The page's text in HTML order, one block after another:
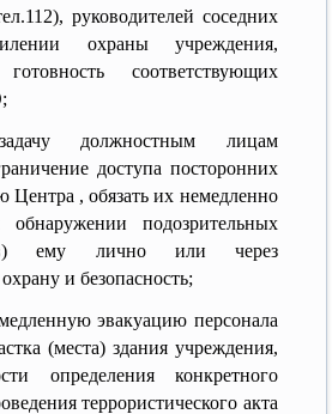
руководителей соседних
охраны учреждения,
соответствующих
должностным лицам
доступа посторонних
Центра , обязать их немедленно
обнаружении подозрительных
ему лично или через
и безопасность;
эвакуацию персонала
(места) здания учреждения,
определения конкретного
террористического акта